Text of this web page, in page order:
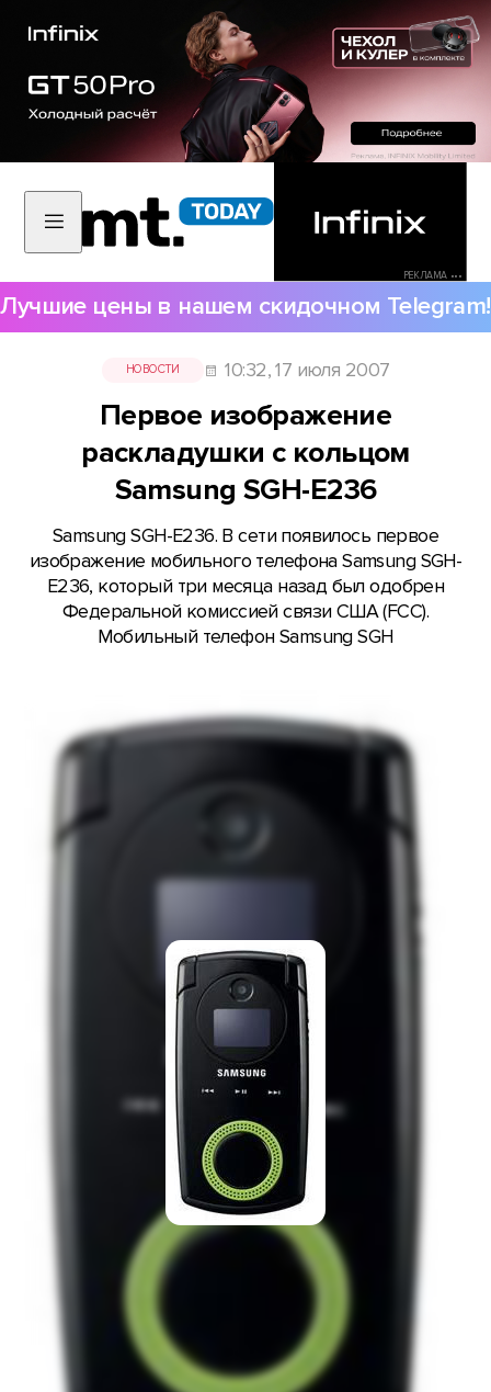
РЕКЛАМА •••
Лучшие цены в нашем скидочном Telegram!
НОВОСТИ 10:32, 17 июля 2007
Первое изображение
раскладушки с кольцом
Samsung SGH-E236
Samsung SGH-E236. В сети появилось первое
изображение мобильного телефона Samsung SGH-
E236, который три месяца назад был одобрен
Федеральной комиссией связи США (FCC).
Мобильный телефон Samsung SGH